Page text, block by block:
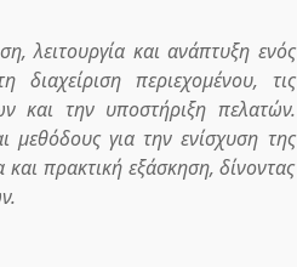
λειτουργία και ανάπτυξη ενός
περιεχομένου, τις
και την υποστήριξη πελατών.
μεθόδους για την ενίσχυση της
πρακτική εξάσκηση, δίνοντας